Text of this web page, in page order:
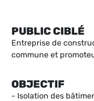
PUBLIC CIBLÉ
Entreprise de
commune et
OBJECTIF
- Isolation des